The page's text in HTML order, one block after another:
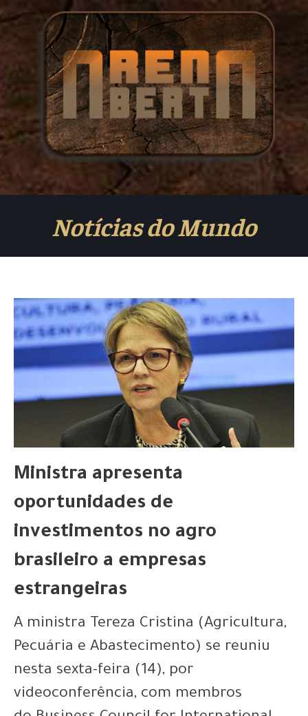
Notícias do Mundo
Ministra apresenta
oportunidades de
investimentos no agro
brasileiro a empresas
estrangeiras
A ministra Tereza Cristina (Agricultura,
Pecuária e Abastecimento) se reuniu
nesta sexta-feira (14), por
videoconferência, com membros